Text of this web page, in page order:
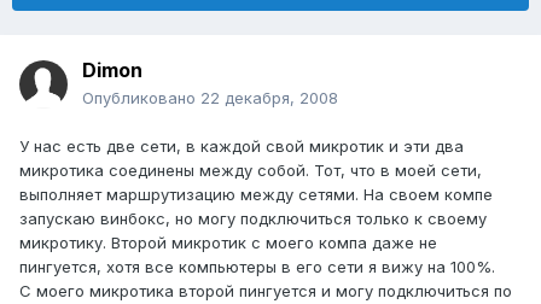
Dimon
Опубликовано 22 декабря, 2008
У нас есть две сети, в каждой свой микротик и эти два
микротика соединены между собой. Тот, что в моей сети,
выполняет маршрутизацию между сетями. На своем компе
запускаю винбокс, но могу подключиться только к своему
микротику. Второй микротик с моего компа даже не
пингуется, хотя все компьютеры в его сети я вижу на 100%.
С моего микротика второй пингуется и могу подключиться по